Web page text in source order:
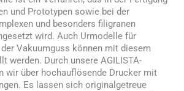
und Prototypen sowie bei der
und besonders filigranen
wird. Auch Urmodelle für
Vakuumguss können mit diesem
werden. Durch unsere AGILISTA-
wir über hochauflösende Drucker mit
Es lassen sich originalgetreue